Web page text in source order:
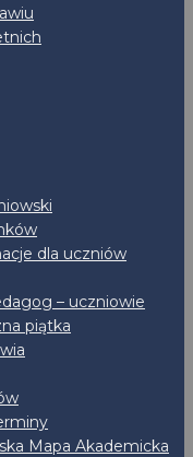
dla uczniów
– uczniowie
piątka
Mapa Akademicka